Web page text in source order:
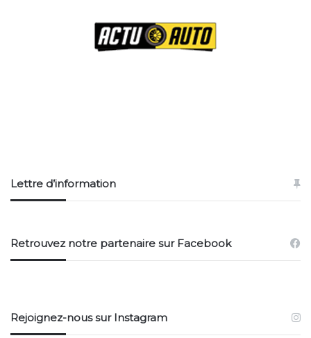
Lettre d’information
Retrouvez notre partenaire sur Facebook
Rejoignez-nous sur Instagram